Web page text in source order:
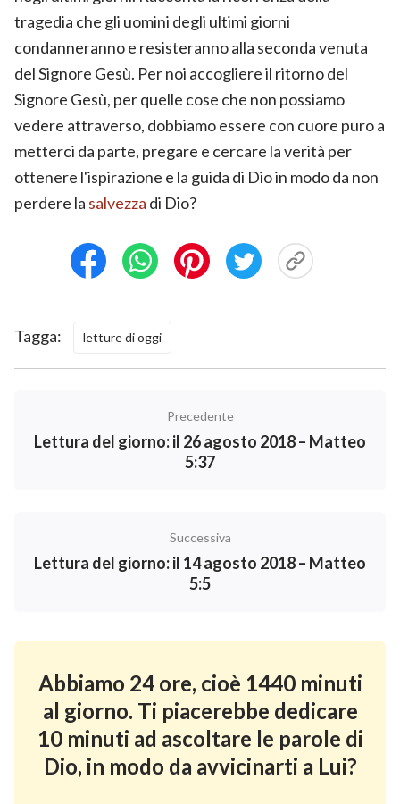
tragedia che gli uomini degli ultimi giorni
condanneranno e resisteranno alla seconda venuta
del Signore Gesù. Per noi accogliere il ritorno del
Signore Gesù, per quelle cose che non possiamo
vedere attraverso, dobbiamo essere con cuore puro a
metterci da parte, pregare e cercare la verità per
ottenere l'ispirazione e la guida di Dio in modo da non
perdere la salvezza di Dio?
Tagga: letture di oggi
Precedente
Lettura del giorno: il 26 agosto 2018 – Matteo
5:37
Successiva
Lettura del giorno: il 14 agosto 2018 – Matteo
5:5
Abbiamo 24 ore, cioè 1440 minuti
al giorno. Ti piacerebbe dedicare
10 minuti ad ascoltare le parole di
Dio, in modo da avvicinarti a Lui?